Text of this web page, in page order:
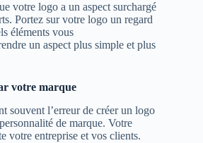
votre logo a un aspect surchargé
Portez sur votre logo un regard
éléments vous
un aspect plus simple et plus
votre marque
souvent l’erreur de créer un logo
de marque. Votre
votre entreprise et vos clients.